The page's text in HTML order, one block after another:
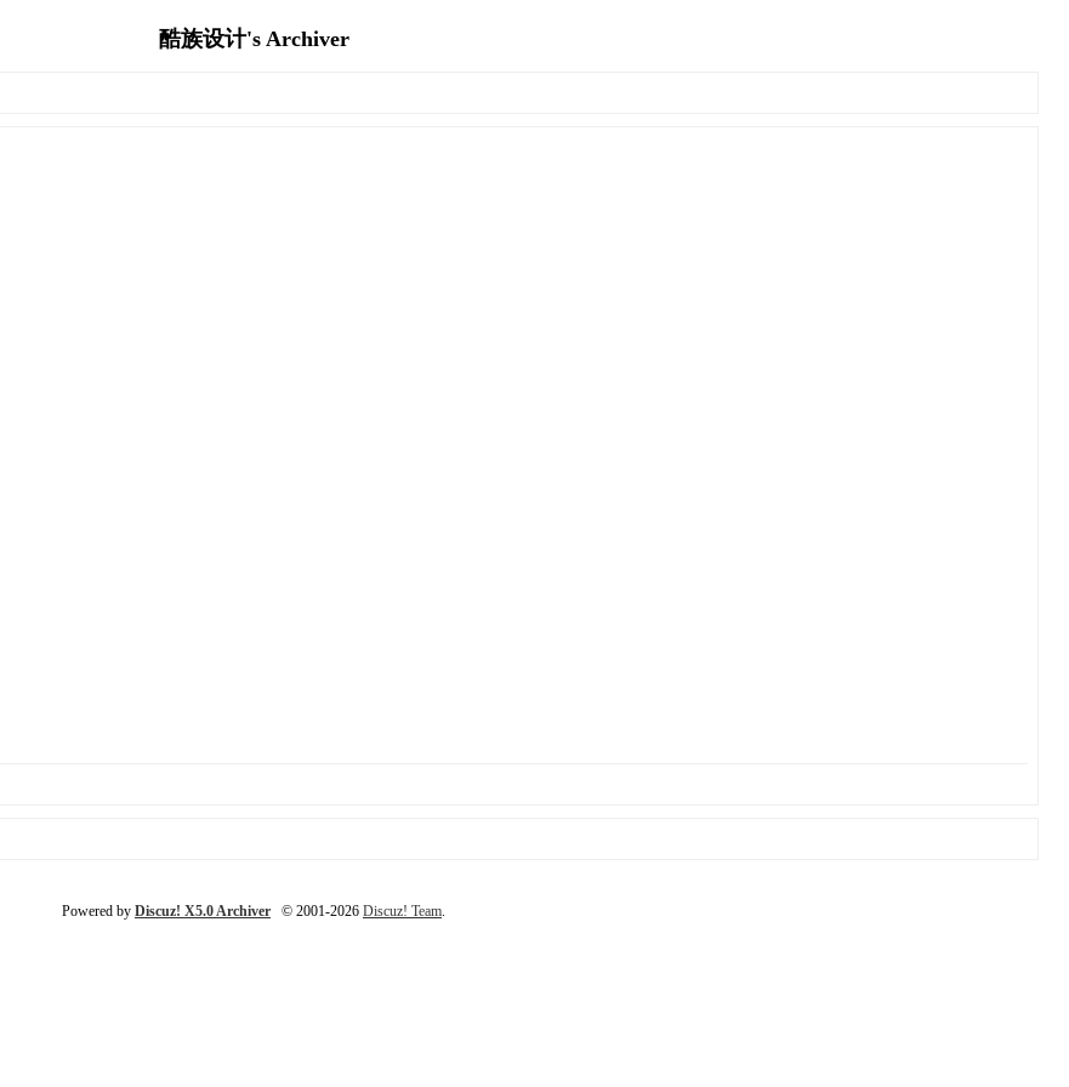
酷族设计's Archiver
Powered by Discuz! X5.0 Archiver © 2001-2026 Discuz! Team.